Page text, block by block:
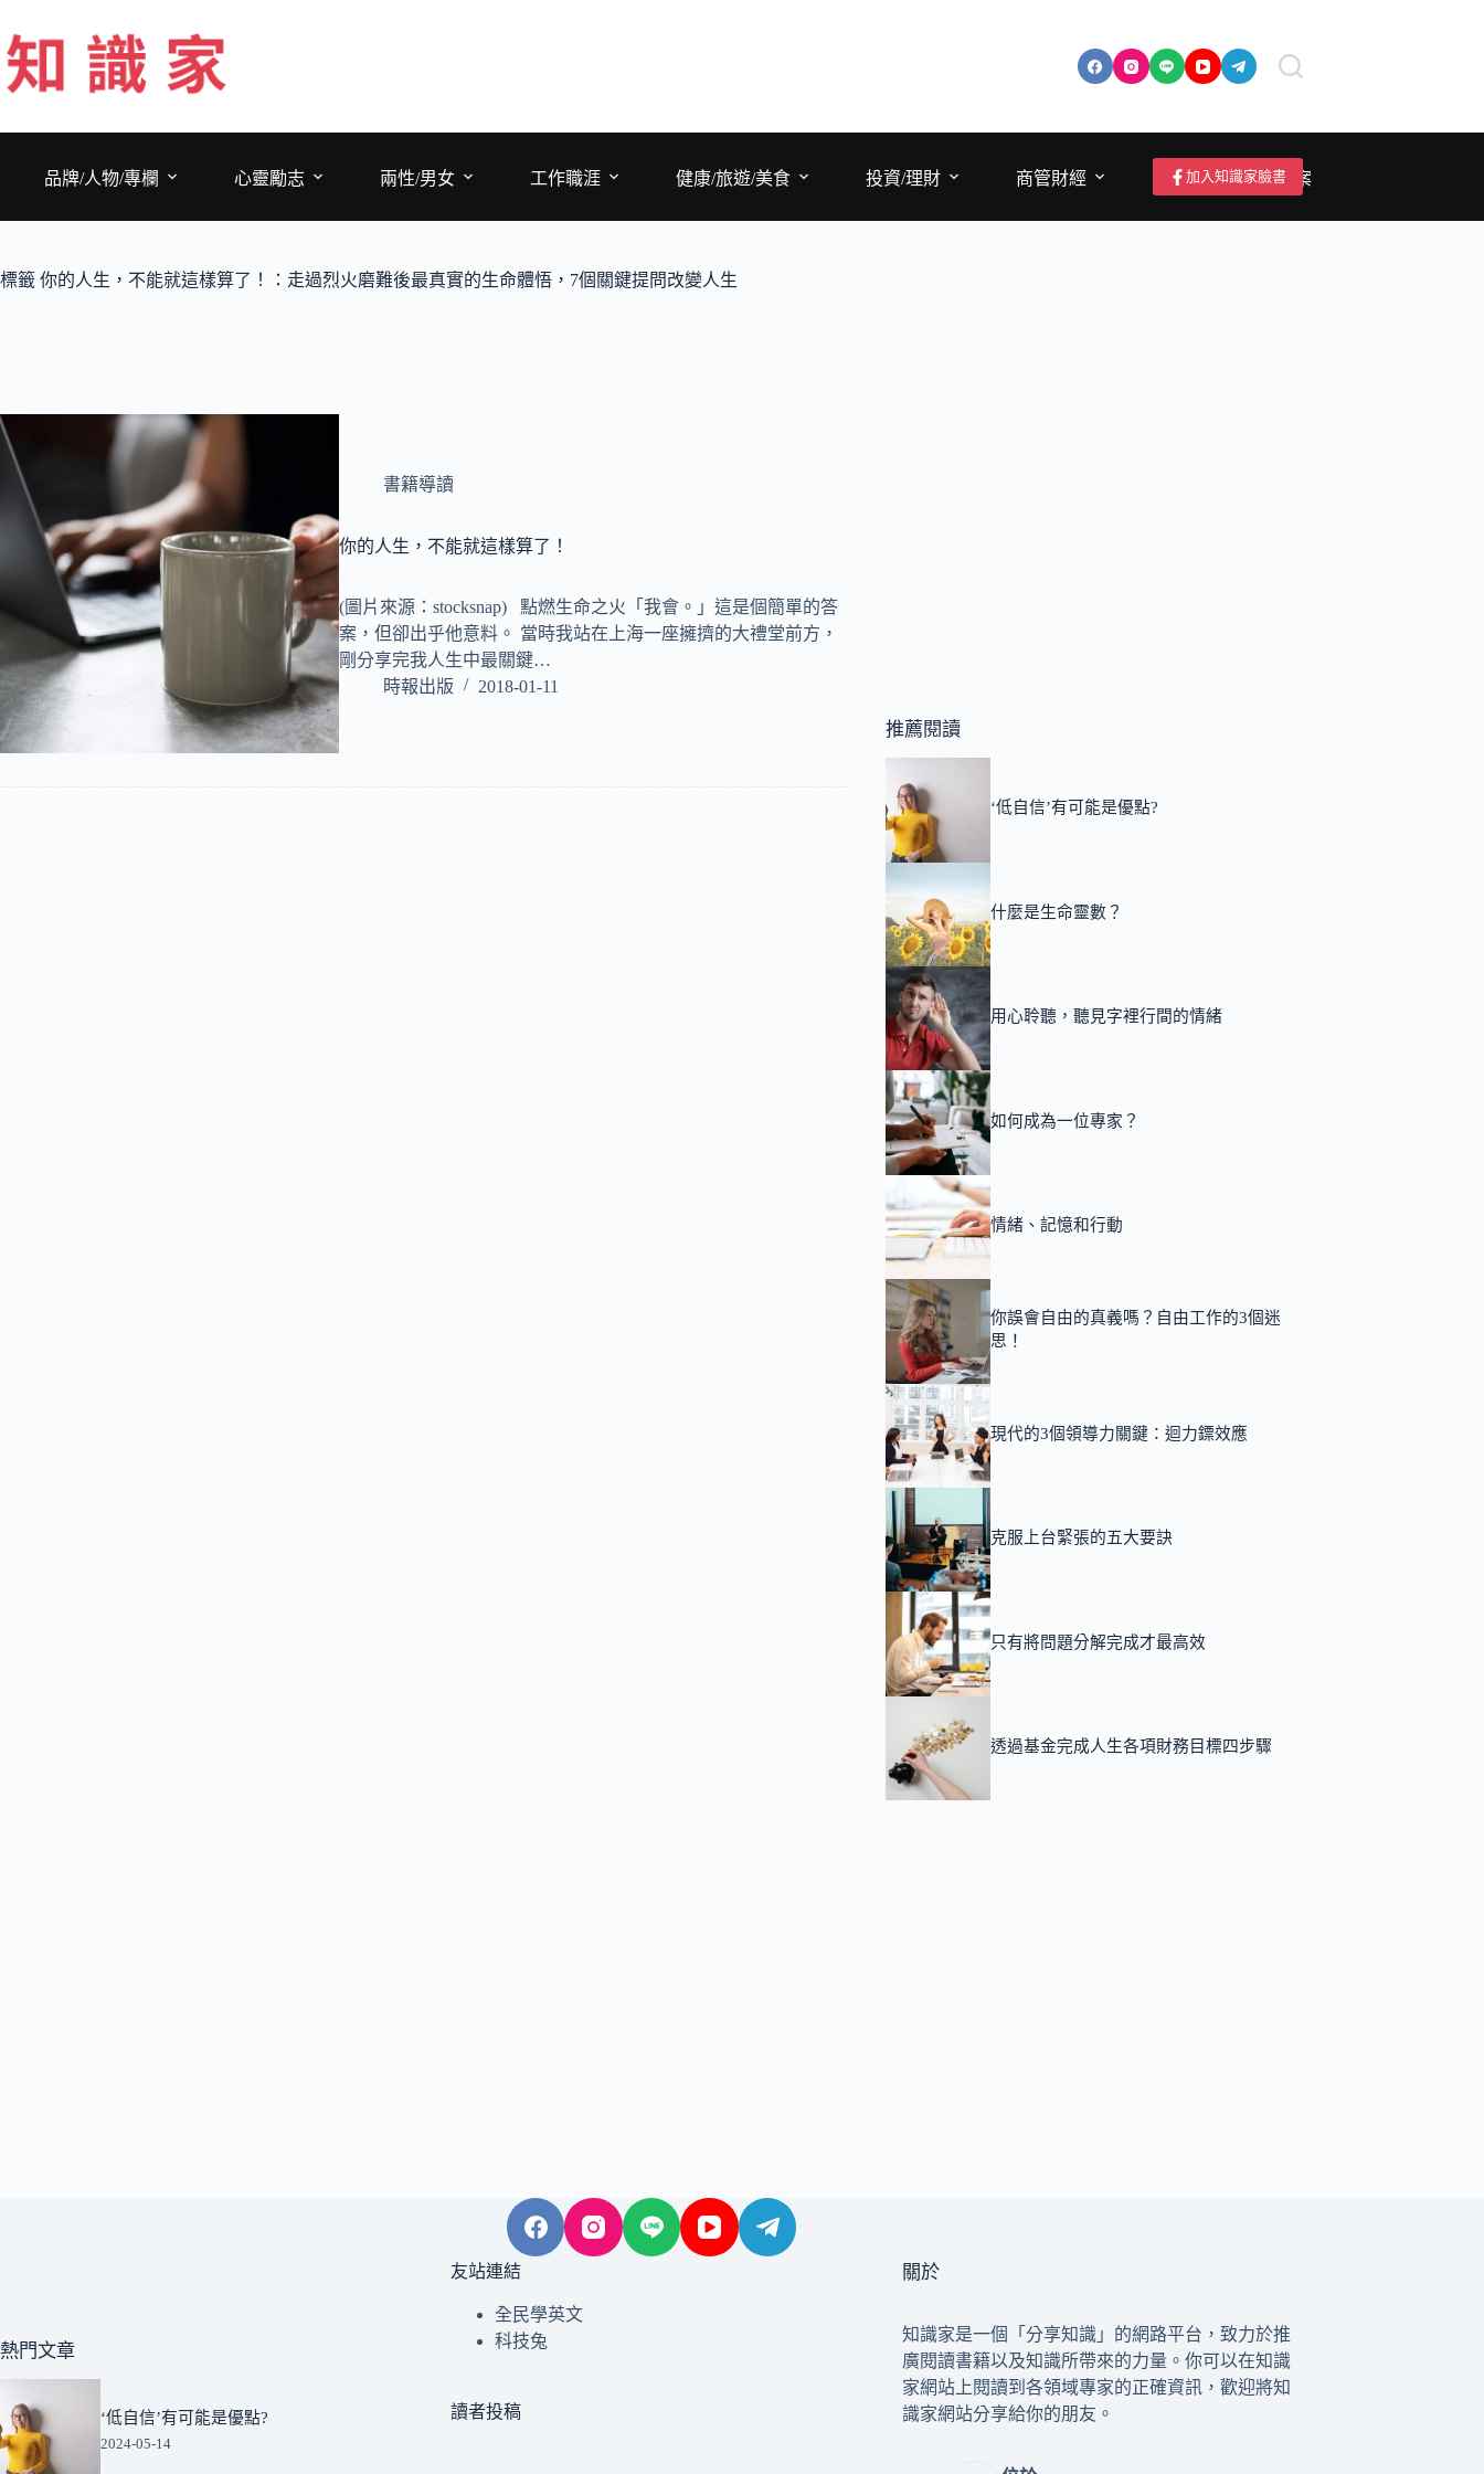
至
主
要
品牌/人物/專欄
心靈勵志 兩性/男女 工作職涯 健康/旅遊/美食 投資/理財 商管財經 成為作者/投稿/提案
加入知識家臉書
標籤 你的人生，不能就這樣算了！：走過烈火磨難後最真實的生命體悟，7個關鍵提問改變人生
書籍導讀
你的人生，不能就這樣算了！
(圖片來源：stocksnap) 點燃生命之火「我會。」這是個簡單的答
案，但卻出乎他意料。 當時我站在上海一座擁擠的大禮堂前方，
剛分享完我人生中最關鍵…
時報出版
2018-01-11
推薦閱讀
‘低自信’有可能是優點?
什麼是生命靈數？
用心聆聽，聽見字裡行間的情緒
如何成為一位專家？
情緒、記憶和行動
你誤會自由的真義嗎？自由工作的3個迷
思！
現代的3個領導力關鍵：迴力鏢效應
克服上台緊張的五大要訣
只有將問題分解完成才最高效
透過基金完成人生各項財務目標四步驟
熱門文章
‘低自信’有可能是優點?
2024-05-14
友站連結
全民學英文
科技兔
讀者投稿
關於
知識家是一個「分享知識」的網路平台，致力於推
廣閱讀書籍以及知識所帶來的力量。你可以在知識
家網站上閱讀到各領域專家的正確資訊，歡迎將知
識家網站分享給你的朋友。